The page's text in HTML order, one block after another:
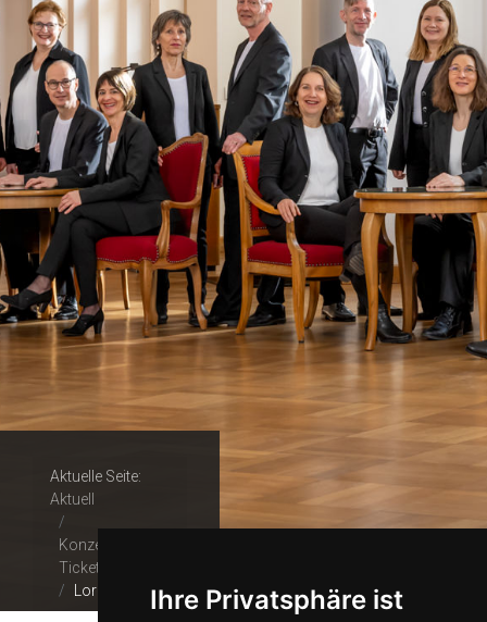
Ihre Privatsphäre ist
Aktuelle Seite:
Aktuell
Konzerte &
Tickets
Lord